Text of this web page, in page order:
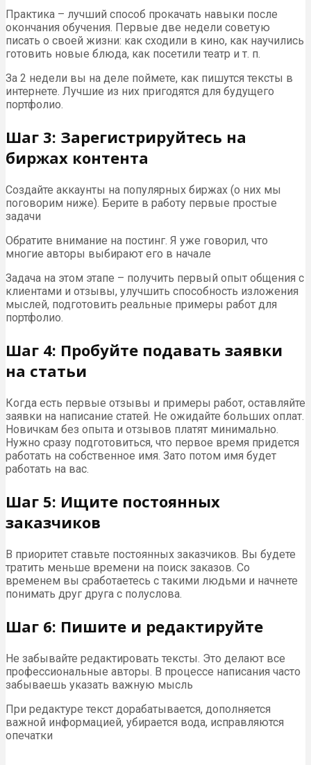
Практика – лучший способ прокачать навыки после
окончания обучения. Первые две недели советую
писать о своей жизни: как сходили в кино, как научились
готовить новые блюда, как посетили театр и т. п.
За 2 недели вы на деле поймете, как пишутся тексты в
интернете. Лучшие из них пригодятся для будущего
портфолио.
Шаг 3: Зарегистрируйтесь на
биржах контента
Создайте аккаунты на популярных биржах (о них мы
поговорим ниже). Берите в работу первые простые
задачи
Обратите внимание на постинг. Я уже говорил, что
многие авторы выбирают его в начале
Задача на этом этапе – получить первый опыт общения с
клиентами и отзывы, улучшить способность изложения
мыслей, подготовить реальные примеры работ для
портфолио.
Шаг 4: Пробуйте подавать заявки
на статьи
Когда есть первые отзывы и примеры работ, оставляйте
заявки на написание статей. Не ожидайте больших оплат.
Новичкам без опыта и отзывов платят минимально.
Нужно сразу подготовиться, что первое время придется
работать на собственное имя. Зато потом имя будет
работать на вас.
Шаг 5: Ищите постоянных
заказчиков
В приоритет ставьте постоянных заказчиков. Вы будете
тратить меньше времени на поиск заказов. Со
временем вы сработаетесь с такими людьми и начнете
понимать друг друга с полуслова.
Шаг 6: Пишите и редактируйте
Не забывайте редактировать тексты. Это делают все
профессиональные авторы. В процессе написания часто
забываешь указать важную мысль
При редактуре текст дорабатывается, дополняется
важной информацией, убирается вода, исправляются
опечатки